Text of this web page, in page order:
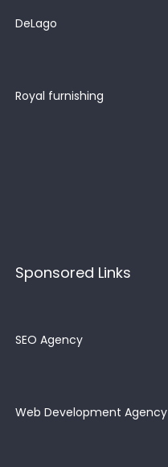
DeLago
Royal furnishing
Sponsored Links
SEO Agency
Web Development Agency